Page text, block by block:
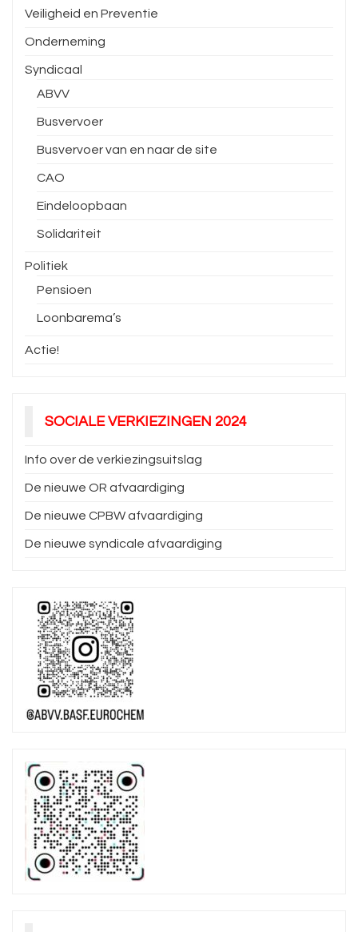
Veiligheid en Preventie
Onderneming
Syndicaal
ABVV
Busvervoer
Busvervoer van en naar de site
CAO
Eindeloopbaan
Solidariteit
Politiek
Pensioen
Loonbarema’s
Actie!
SOCIALE VERKIEZINGEN 2024
Info over de verkiezingsuitslag
De nieuwe OR afvaardiging
De nieuwe CPBW afvaardiging
De nieuwe syndicale afvaardiging